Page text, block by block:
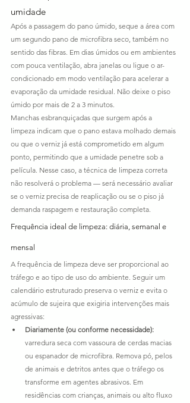
umidade
Após a passagem do pano úmido, seque a área com
um segundo pano de microfibra seco, também no
sentido das fibras. Em dias úmidos ou em ambientes
com pouca ventilação, abra janelas ou ligue o ar-
condicionado em modo ventilação para acelerar a
evaporação da umidade residual. Não deixe o piso
úmido por mais de 2 a 3 minutos.
Manchas esbranquiçadas que surgem após a
limpeza indicam que o pano estava molhado demais
ou que o verniz já está comprometido em algum
ponto, permitindo que a umidade penetre sob a
película. Nesse caso, a técnica de limpeza correta
não resolverá o problema — será necessário avaliar
se o verniz precisa de reaplicação ou se o piso já
demanda raspagem e restauração completa.
Frequência ideal de limpeza: diária, semanal e
mensal
A frequência de limpeza deve ser proporcional ao
tráfego e ao tipo de uso do ambiente. Seguir um
calendário estruturado preserva o verniz e evita o
acúmulo de sujeira que exigiria intervenções mais
agressivas:
Diariamente (ou conforme necessidade):
varredura seca com vassoura de cerdas macias
ou espanador de microfibra. Remova pó, pelos
de animais e detritos antes que o tráfego os
transforme em agentes abrasivos. Em
residências com crianças, animais ou alto fluxo